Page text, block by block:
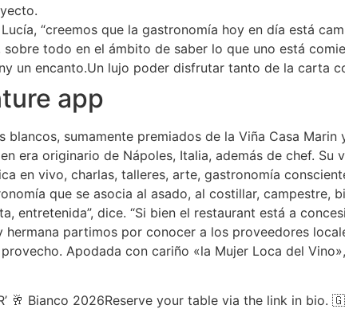
“creemos que la gastronomía hoy en día está
todo en el ámbito de saber lo que uno está
un encanto.Un lujo poder disfrutar tanto de la carta
app
blancos, sumamente premiados de la Viña Casa
era originario de Nápoles, Italia, además de chef.
en vivo, charlas, talleres, arte, gastronomía
que se asocia al asado, al costillar, campestre,
entretenida”, dice. “Si bien el restaurant está a
hermana partimos por conocer a los proveedores
Apodada con cariño «la Mujer Loca del
🥂 Bianco 2026Reserve your table via the link in